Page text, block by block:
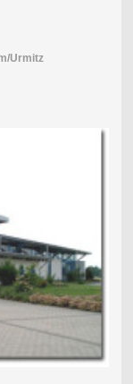
Urmitz